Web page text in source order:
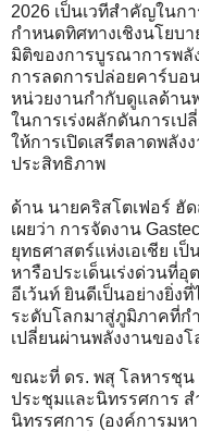
2026 เป็นเวทีสำคัญในก
กำหนดทิศทางเชิงนโยบ
มิติของการบูรณาการพลั
การลดการปล่อยคาร์บอ
หน่วยงานกำกับดูแลด้าน
ในการเร่งผลักดันการเป
ให้การเปิดเสรีตลาดพลัง
ประสิทธิภาพ
ด้าน นายคริสโตเฟอร์ ฮั
เผยว่า การจัดงาน
ยุทธศาสตร์แห่งเอเชีย เ
หารือประเด็นเร่งด่วนที่อุ
อีเว้นท์ ยินดีเป็นอย่างยิ่ง
ระดับโลกมาสู่ภูมิภาคที่ก
เปลี่ยนผ่านพลังงานของโ
ขณะที่ ดร. พสุ โลหารชุน
ประชุมและนิทรรศการ ส
นิทรรศการ (องค์การม